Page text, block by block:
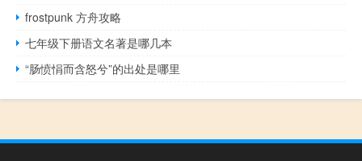
frostpunk 方舟攻略
七年级下册语文名著是哪几本
“肠愤悁而含怒兮”的出处是哪里